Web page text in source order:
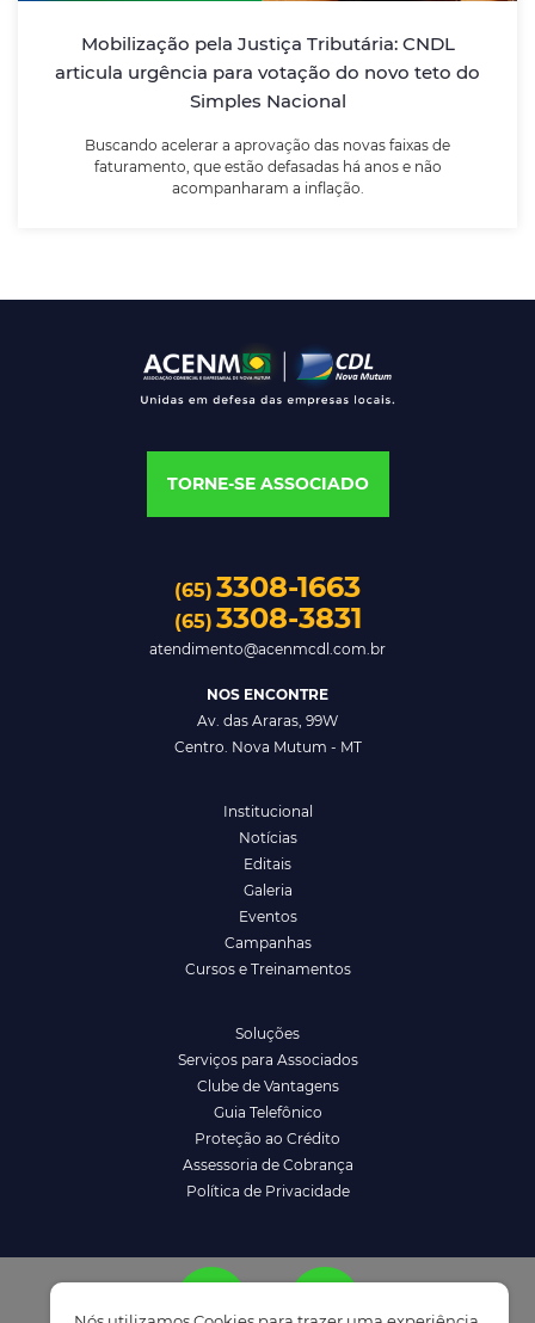
Mobilização pela Justiça Tributária: CNDL
articula urgência para votação do novo teto do
Simples Nacional
Buscando acelerar a aprovação das novas faixas de
faturamento, que estão defasadas há anos e não
acompanharam a inflação.
Buscando acelerar a aprovação das novas faixas de
faturamento, que estão defasadas há anos e não
acompanharam a inflação.
LEIA MAIS
TORNE-SE ASSOCIADO
(65) 3308-1663
(65) 3308-3831
atendimento@acenmcdl.com.br
NOS ENCONTRE
Av. das Araras, 99W
Centro. Nova Mutum - MT
Institucional
Notícias
Editais
Galeria
Eventos
Campanhas
Cursos e Treinamentos
Soluções
Serviços para Associados
Clube de Vantagens
Guia Telefônico
Proteção ao Crédito
Assessoria de Cobrança
Política de Privacidade